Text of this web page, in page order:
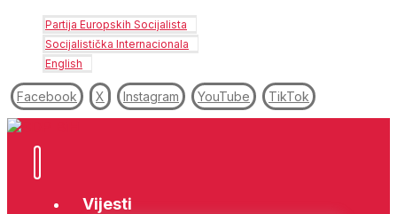
Partija Europskih Socijalista
Socijalistička Internacionala
English
Facebook X Instagram YouTube TikTok
Vijesti